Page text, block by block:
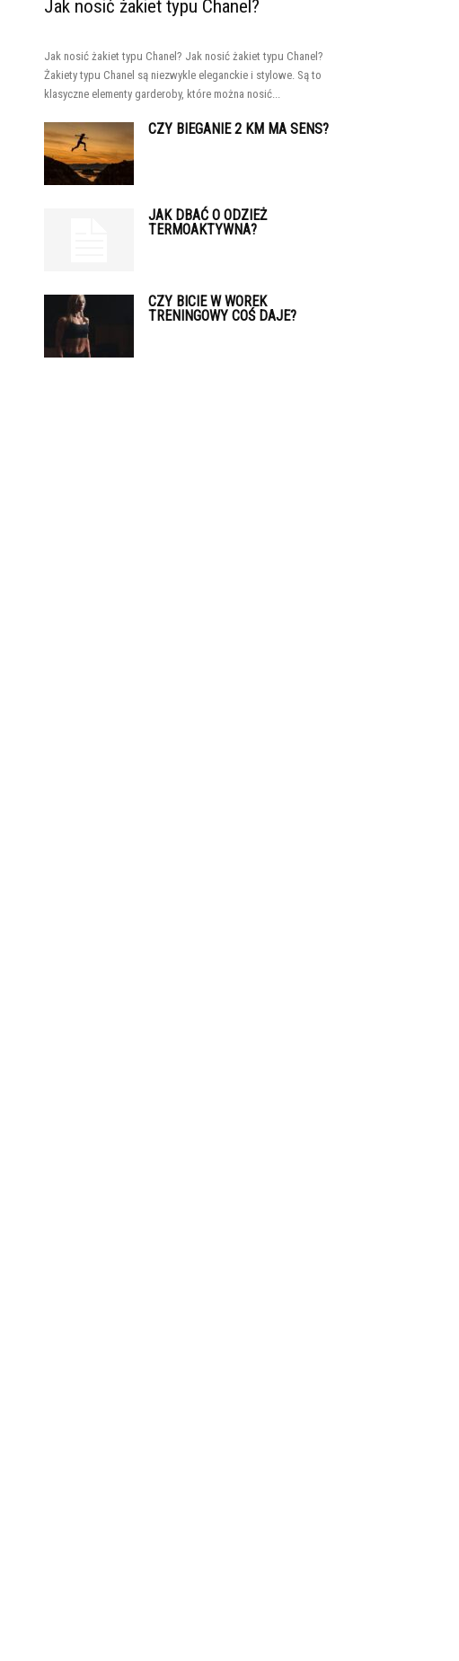
Jak nosić żakiet typu Chanel?
Jak nosić żakiet typu Chanel? Jak nosić żakiet typu Chanel?
Żakiety typu Chanel są niezwykle eleganckie i stylowe. Są to
klasyczne elementy garderoby, które można nosić...
CZY BIEGANIE 2 KM MA SENS?
JAK DBAĆ O ODZIEŻ
TERMOAKTYWNA?
CZY BICIE W WOREK
TRENINGOWY COŚ DAJE?